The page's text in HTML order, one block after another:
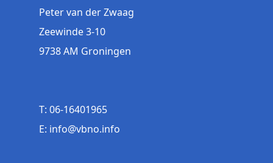
Peter van der Zwaag
Zeewinde 3-10
9738 AM Groningen
T: 06-16401965
E: info@vbno.info